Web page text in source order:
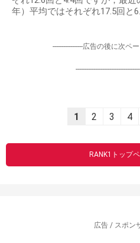
年）平均ではそれぞれ17.5回と
-----------------広告の後に次ペ
1 2 3 4
RANK1トップ
広告 / スポン